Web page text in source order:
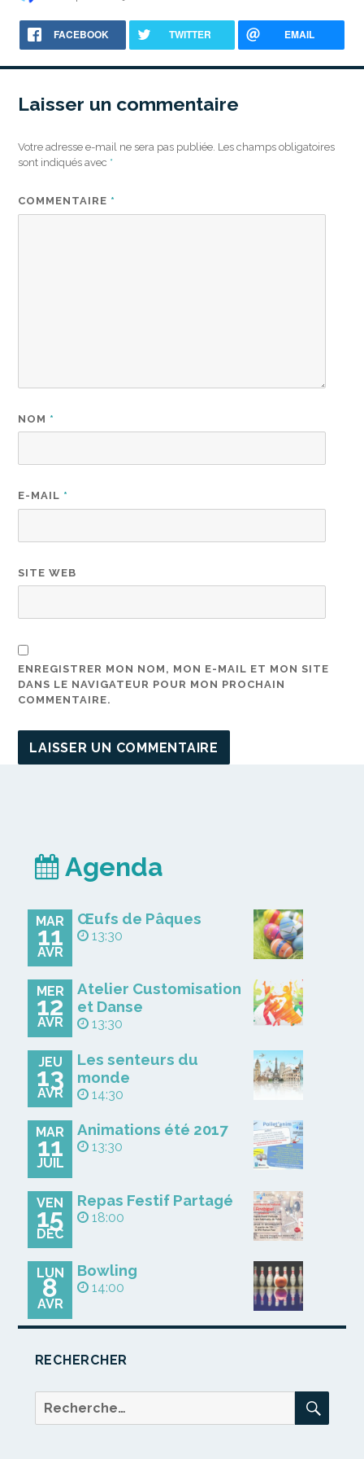
FACEBOOK TWITTER EMAIL
Laisser un commentaire
Votre adresse e-mail ne sera pas publiée. Les champs obligatoires
sont indiqués avec *
COMMENTAIRE *
NOM *
E-MAIL *
SITE WEB
ENREGISTRER MON NOM, MON E-MAIL ET MON SITE
DANS LE NAVIGATEUR POUR MON PROCHAIN
COMMENTAIRE.
Agenda
MAR
11
AVR
Œufs de Pâques
13:30
MER
12
AVR
Atelier Customisation
et Danse
13:30
JEU
13
AVR
Les senteurs du
monde
14:30
MAR
11
JUIL
Animations été 2017
13:30
VEN
15
DÉC
Repas Festif Partagé
18:00
LUN
8
AVR
Bowling
14:00
RECHERCHER
Recherche